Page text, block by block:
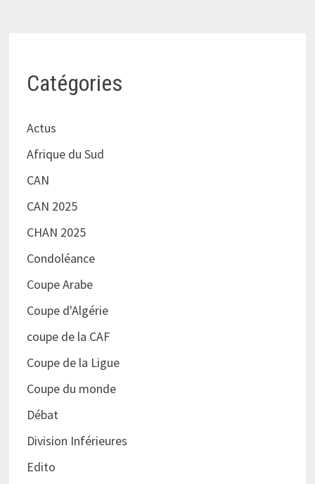
Catégories
Actus
Afrique du Sud
CAN
CAN 2025
CHAN 2025
Condoléance
Coupe Arabe
Coupe d'Algérie
coupe de la CAF
Coupe de la Ligue
Coupe du monde
Débat
Division Inférieures
Edito